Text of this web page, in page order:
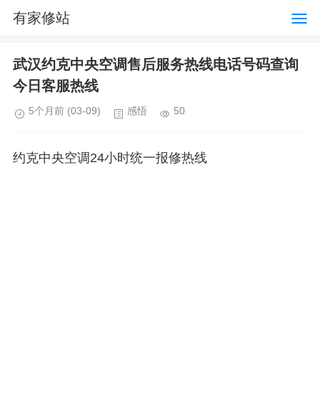
有家修站
武汉约克中央空调售后服务热线电话号码查询
今日客服热线
5个月前 (03-09) 感悟 50
约克中央空调24小时统一报修热线